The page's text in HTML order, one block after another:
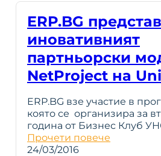
ERP.BG
иновативният
партньорски
NetProject на
ERP.BG взе участие в
която се организира за
година от Бизнес Клуб
Прочети повече
24/03/2016